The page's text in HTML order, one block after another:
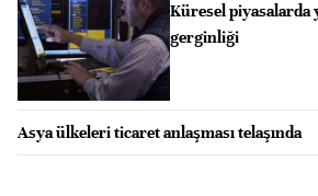
Küresel piyasalarda
gerginliği
Asya ülkeleri ticaret anlaşması telaşında